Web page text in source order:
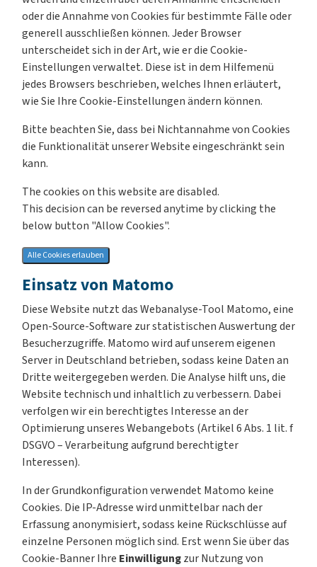
oder die Annahme von Cookies für bestimmte Fälle oder
generell ausschließen können. Jeder Browser
unterscheidet sich in der Art, wie er die Cookie-
Einstellungen verwaltet. Diese ist in dem Hilfemenü
jedes Browsers beschrieben, welches Ihnen erläutert,
wie Sie Ihre Cookie-Einstellungen ändern können.
Bitte beachten Sie, dass bei Nichtannahme von Cookies
die Funktionalität unserer Website eingeschränkt sein
kann.
The cookies on this website are disabled.
This decision can be reversed anytime by clicking the
below button "Allow Cookies".
Alle Cookies erlauben
Einsatz von Matomo
Diese Website nutzt das Webanalyse-Tool Matomo, eine
Open-Source-Software zur statistischen Auswertung der
Besucherzugriffe. Matomo wird auf unserem eigenen
Server in Deutschland betrieben, sodass keine Daten an
Dritte weitergegeben werden. Die Analyse hilft uns, die
Website technisch und inhaltlich zu verbessern. Dabei
verfolgen wir ein berechtigtes Interesse an der
Optimierung unseres Webangebots (Artikel 6 Abs. 1 lit. f
DSGVO – Verarbeitung aufgrund berechtigter
Interessen).
In der Grundkonfiguration verwendet Matomo keine
Cookies. Die IP-Adresse wird unmittelbar nach der
Erfassung anonymisiert, sodass keine Rückschlüsse auf
einzelne Personen möglich sind. Erst wenn Sie über das
Cookie-Banner Ihre Einwilligungzur Nutzung von